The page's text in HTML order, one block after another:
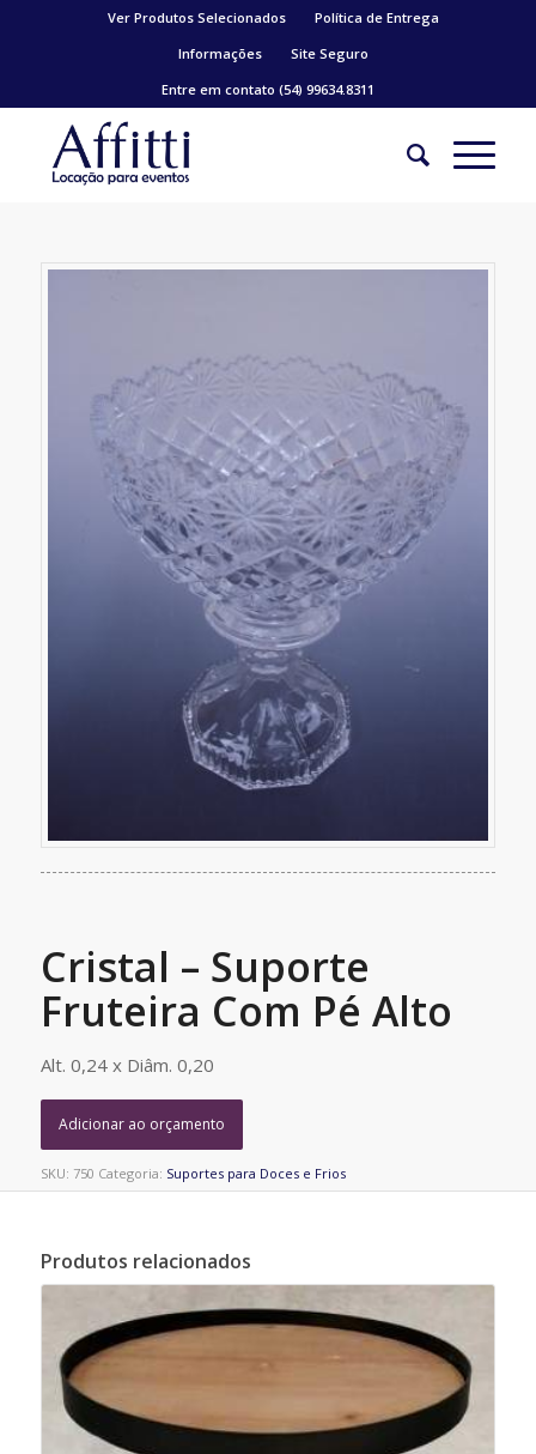
Ver Produtos Selecionados
Política de Entrega
Informações
Site Seguro
Entre em contato (54) 99634.8311
Cristal – Suporte
Fruteira Com Pé Alto
Alt. 0,24 x Diâm. 0,20
Adicionar ao orçamento
SKU: 750 Categoria: Suportes para Doces e Frios
Produtos relacionados